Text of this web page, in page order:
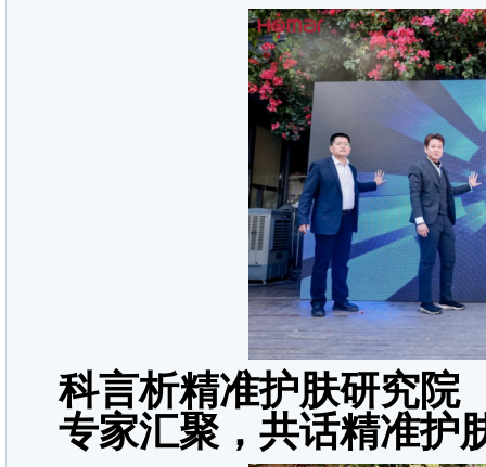
科言析精准护肤研究院
专家汇聚，共话精准护